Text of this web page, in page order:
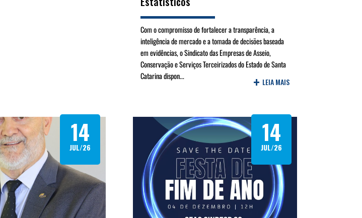
Com o compromisso de fortalecer a transparência, a
inteligência de mercado e a tomada de decisões baseada
em evidências, o Sindicato das Empresas de Asseio,
Conservação e Serviços Terceirizados do Estado de Santa
Catarina dispon...
+ LEIA MAIS
14
JUL/26
14
JUL/26